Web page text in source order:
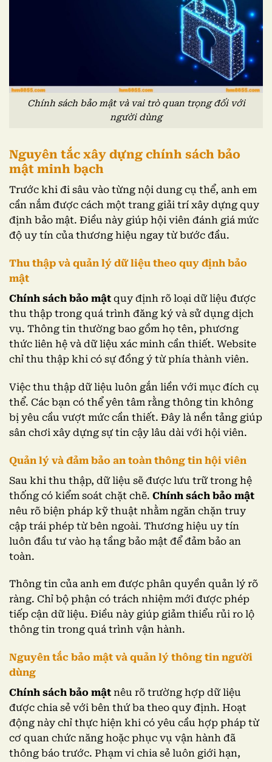
Chính sách bảo mật và vai trò quan trọng đối với
người dùng
Nguyên tắc xây dựng chính sách bảo
mật minh bạch
Trước khi đi sâu vào từng nội dung cụ thể, anh em
cần nắm được cách một trang giải trí xây dựng quy
định bảo mật. Điều này giúp hội viên đánh giá mức
độ uy tín của thương hiệu ngay từ bước đầu.
Thu thập và quản lý dữ liệu theo quy định bảo
mật
Chính sách bảo mật quy định rõ loại dữ liệu được
thu thập trong quá trình đăng ký và sử dụng dịch
vụ. Thông tin thường bao gồm họ tên, phương
thức liên hệ và dữ liệu xác minh cần thiết. Website
chỉ thu thập khi có sự đồng ý từ phía thành viên.
Việc thu thập dữ liệu luôn gắn liền với mục đích cụ
thể. Các bạn có thể yên tâm rằng thông tin không
bị yêu cầu vượt mức cần thiết. Đây là nền tảng giúp
sân chơi xây dựng sự tin cậy lâu dài với hội viên.
Quản lý và đảm bảo an toàn thông tin hội viên
Sau khi thu thập, dữ liệu sẽ được lưu trữ trong hệ
thống có kiểm soát chặt chẽ. Chính sách bảo mật
nêu rõ biện pháp kỹ thuật nhằm ngăn chặn truy
cập trái phép từ bên ngoài. Thương hiệu uy tín
luôn đầu tư vào hạ tầng bảo mật để đảm bảo an
toàn.
Thông tin của anh em được phân quyền quản lý rõ
ràng. Chỉ bộ phận có trách nhiệm mới được phép
tiếp cận dữ liệu. Điều này giúp giảm thiểu rủi ro lộ
thông tin trong quá trình vận hành.
Nguyên tắc bảo mật và quản lý thông tin người
dùng
Chính sách bảo mật nêu rõ trường hợp dữ liệu
được chia sẻ với bên thứ ba theo quy định. Hoạt
động này chỉ thực hiện khi có yêu cầu hợp pháp từ
cơ quan chức năng hoặc phục vụ vận hành đã
thông báo trước. Phạm vi chia sẻ luôn giới hạn,